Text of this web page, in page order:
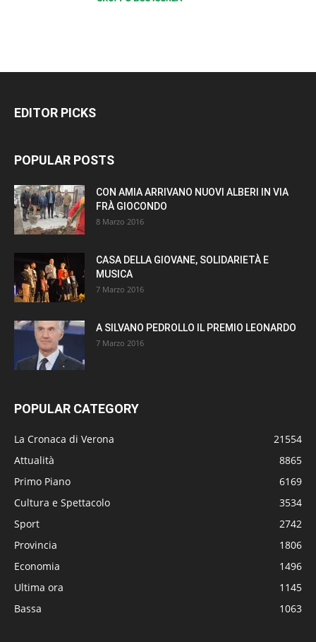
EDITOR PICKS
POPULAR POSTS
CON AMIA ARRIVANO NUOVI ALBERI IN VIA
FRÀ GIOCONDO
8 Marzo 2016
CASA DELLA GIOVANE, SOLIDARIETÀ E
MUSICA
7 Marzo 2016
A SILVANO PEDROLLO IL PREMIO LEONARDO
7 Marzo 2016
POPULAR CATEGORY
La Cronaca di Verona
21554
Attualità
8865
Primo Piano
6169
Cultura e Spettacolo
3534
Sport
2742
Provincia
1806
Economia
1496
Ultima ora
1145
Bassa
1063